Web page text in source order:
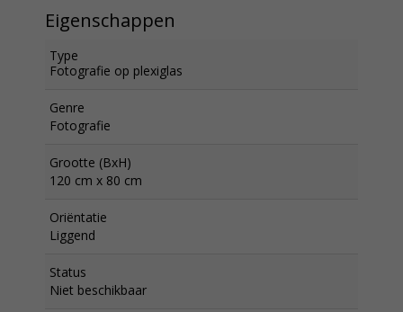
Eigenschappen
Type
Fotografie op plexiglas
Genre
Fotografie
Grootte (BxH)
120 cm x 80 cm
Oriëntatie
Liggend
Status
Niet beschikbaar